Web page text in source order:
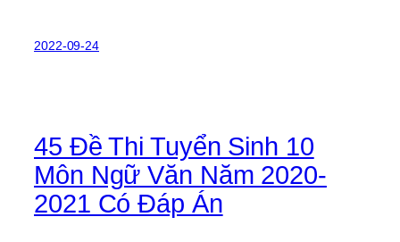
2022-09-24
45 Đề Thi Tuyển Sinh 10
Môn Ngữ Văn Năm 2020-
2021 Có Đáp Án